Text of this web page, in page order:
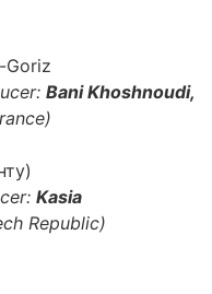
Goriz
Bani Khoshnoudi,
Kasia
Republic)